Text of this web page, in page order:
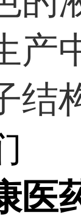
产
结
医